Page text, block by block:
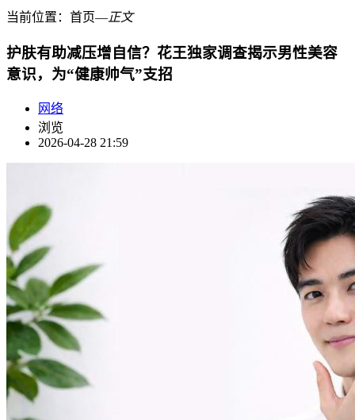
当前位置： 首页―正文
护肤有助减压增自信？花王独家调查揭示男性美容
意识，为“健康帅气”支招
网络
浏览
2026-04-28 21:59